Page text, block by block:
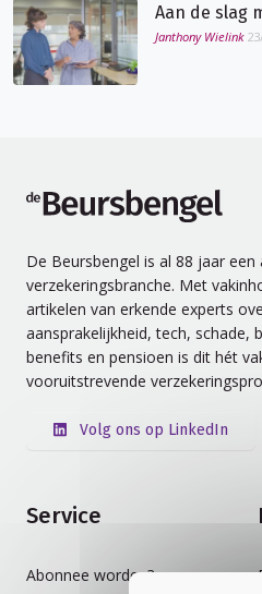
Aan de slag
Janthony Wielink
De Beursbengel is al 88 jaar
verzekeringsbranche. Met
artikelen van erkende experts
aansprakelijkheid, tech, schade,
benefits en pensioen is dit hét
vooruitstrevende
Volg ons op LinkedIn
Service
Abonnee worden?